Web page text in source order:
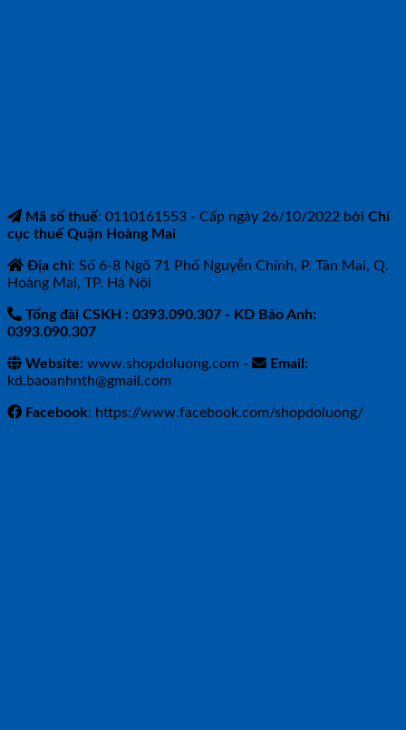
Mã số thuế: 0110161553 - Cấp ngày 26/10/2022 bởi Chi
cục thuế Quận Hoàng Mai
Địa chỉ: Số 6-8 Ngõ 71 Phố Nguyễn Chính, P. Tân Mai, Q.
Hoàng Mai, TP. Hà Nội
Tổng đài CSKH : 0393.090.307 - KD Bảo Anh:
0393.090.307
Website: www.shopdoluong.com -
Email:
kd.baoanhnth@gmail.com
Facebook: https://www.facebook.com/shopdoluong/